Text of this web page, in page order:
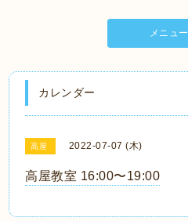
メニュー
カレンダー
高屋 2022-07-07 (木)
高屋教室 16:00〜19:00